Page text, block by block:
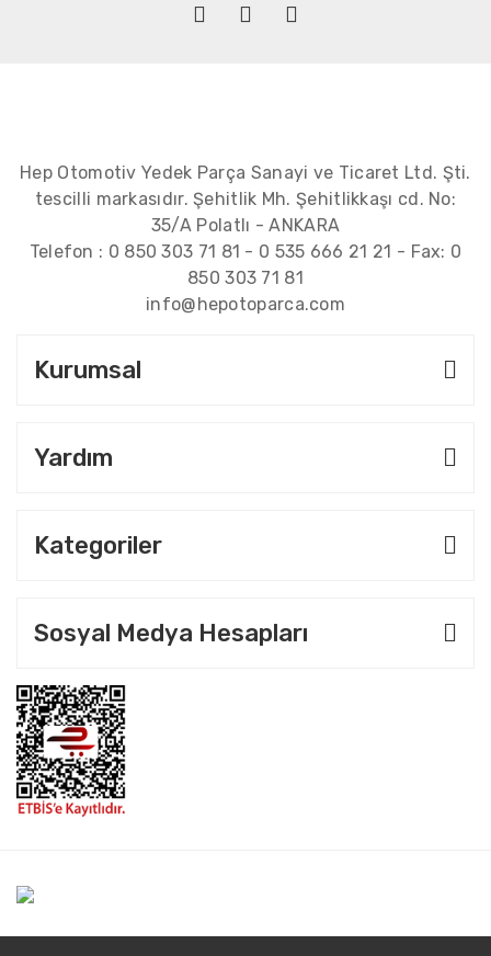
Hep Otomotiv Yedek Parça Sanayi ve Ticaret Ltd. Şti.
tescilli markasıdır. Şehitlik Mh. Şehitlikkaşı cd. No:
35/A Polatlı - ANKARA
Telefon : 0 850 303 71 81 - 0 535 666 21 21 - Fax: 0
850 303 71 81
info@hepotoparca.com
Kurumsal
Yardım
Kategoriler
Sosyal Medya Hesapları